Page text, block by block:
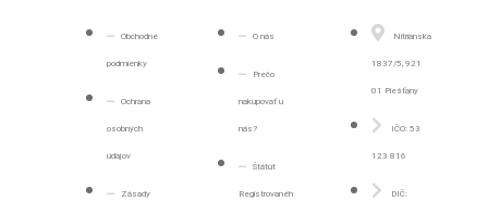
Obchodné
podmienky
Ochrana
osobných
údajov
Zásady
O nás
Prečo
nakupovať u
nás?
Štátút
Registrovanéh
Nitrianska
1837/5, 921
01 Piešťany
IČO: 53
123 816
DIČ: